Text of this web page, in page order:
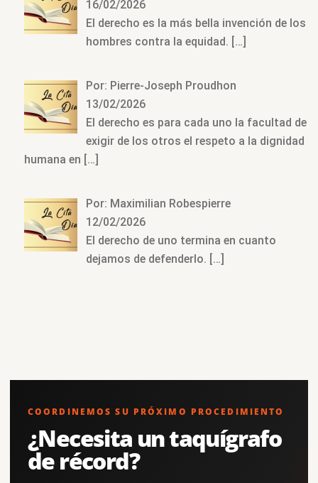
16/02/2026
El derecho es la más bella invención de los
hombres contra la equidad. […]
Por: Pierre-Joseph Proudhon
13/02/2026
El derecho es para cada uno la facultad de
exigir de los otros el respeto a la dignidad
humana en […]
Por: Maximilian Robespierre
12/02/2026
El derecho de uno termina en cuanto
dejamos de defenderlo. […]
COORDINEMOS SU PRÓXIMO PROCEDIMIENTO
¿Necesita un taquígrafo
de récord?